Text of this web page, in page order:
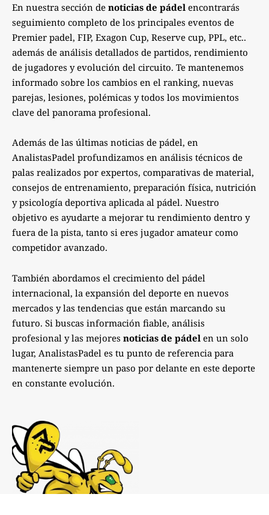
En nuestra sección de noticias de pádel encontrarás
seguimiento completo de los principales eventos de
Premier padel, FIP, Exagon Cup, Reserve cup, PPL, etc..
además de análisis detallados de partidos, rendimiento
de jugadores y evolución del circuito. Te mantenemos
informado sobre los cambios en el ranking, nuevas
parejas, lesiones, polémicas y todos los movimientos
clave del panorama profesional.
Además de las últimas noticias de pádel, en
AnalistasPadel profundizamos en análisis técnicos de
palas realizados por expertos, comparativas de material,
consejos de entrenamiento, preparación física, nutrición
y psicología deportiva aplicada al pádel. Nuestro
objetivo es ayudarte a mejorar tu rendimiento dentro y
fuera de la pista, tanto si eres jugador amateur como
competidor avanzado.
También abordamos el crecimiento del pádel
internacional, la expansión del deporte en nuevos
mercados y las tendencias que están marcando su
futuro. Si buscas información fiable, análisis
profesional y las mejores noticias de pádel en un solo
lugar, AnalistasPadel es tu punto de referencia para
mantenerte siempre un paso por delante en este deporte
en constante evolución.